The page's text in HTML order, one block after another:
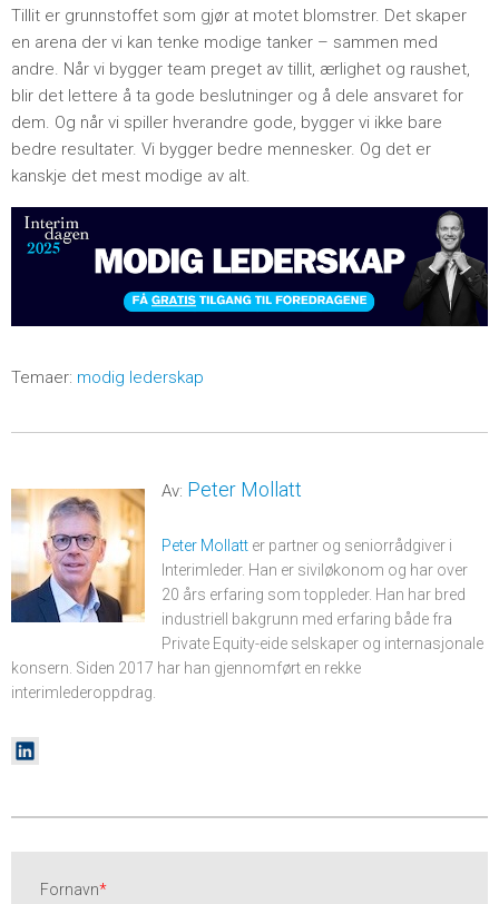
Tillit er grunnstoffet som gjør at motet blomstrer. Det skaper
en arena der vi kan tenke modige tanker – sammen med
andre. Når vi bygger team preget av tillit, ærlighet og raushet,
blir det lettere å ta gode beslutninger og å dele ansvaret for
dem. Og når vi spiller hverandre gode, bygger vi ikke bare
bedre resultater. Vi bygger bedre mennesker. Og det er
kanskje det mest modige av alt.
Temaer: modig lederskap
Av: Peter Mollatt
Peter Mollatt er partner og seniorrådgiver i
Interimleder. Han er siviløkonom og har over
20 års erfaring som toppleder. Han har bred
industriell bakgrunn med erfaring både fra
Private Equity-eide selskaper og internasjonale
konsern. Siden 2017 har han gjennomført en rekke
interimlederoppdrag.
Fornavn*